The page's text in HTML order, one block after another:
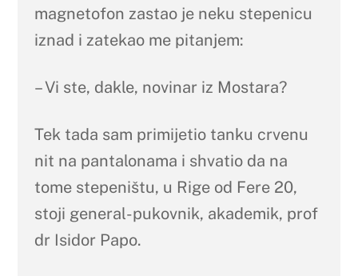
magnetofon zastao je neku stepenicu
iznad i zatekao me pitanjem:
– Vi ste, dakle, novinar iz Mostara?
Tek tada sam primijetio tanku crvenu
nit na pantalonama i shvatio da na
tome stepeništu, u Rige od Fere 20,
stoji general-pukovnik, akademik, prof
dr Isidor Papo.